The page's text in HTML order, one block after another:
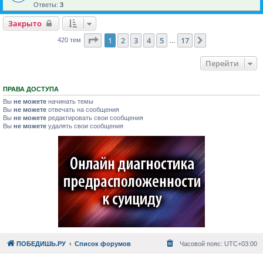
Ответы: 3
Закрыто
420 тем Страница из 17
1 2 3 4 5 17
Перейти
ПРАВА ДОСТУПА
Вы не можете начинать темы
Вы не можете отвечать на сообщения
Вы не можете редактировать свои сообщения
Вы не можете удалять свои сообщения
ПОБЕДИШЬ.РУ Список форумов Часовой пояс: UTC+03:00